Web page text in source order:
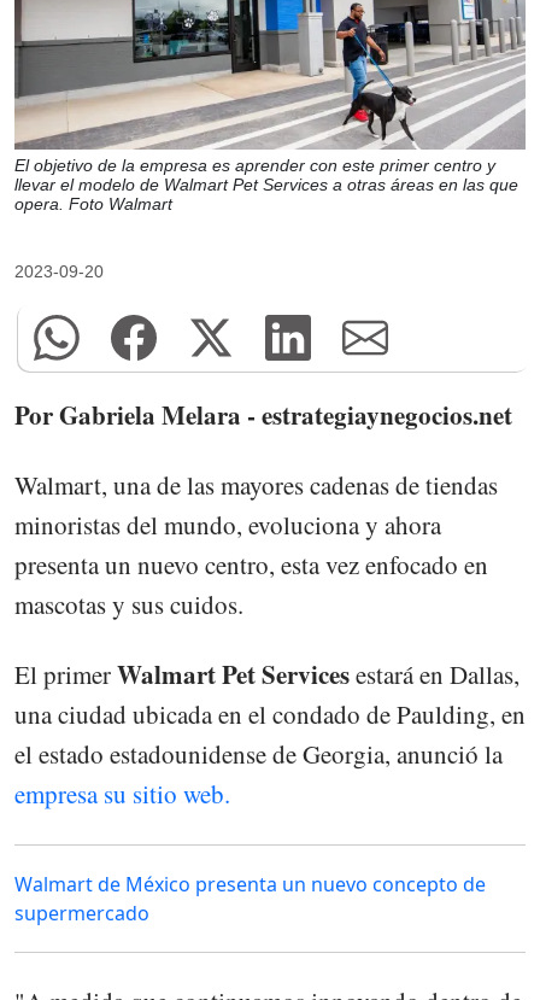
El objetivo de la empresa es aprender con este primer centro y
llevar el modelo de Walmart Pet Services a otras áreas en las que
opera. Foto Walmart
2023-09-20
Por Gabriela Melara - estrategiaynegocios.net
Walmart, una de las mayores cadenas de tiendas
minoristas del mundo, evoluciona y ahora
presenta un nuevo centro, esta vez enfocado en
mascotas y sus cuidos.
El primerWalmart Pet Servicesestará en Dallas,
una ciudad ubicada en el condado de Paulding, en
el estado estadounidense de Georgia, anunció la
empresa su sitio web.
Walmart de México presenta un nuevo concepto de
supermercado